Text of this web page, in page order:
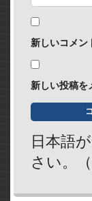
新しいコメン
新しい投稿を
日本語
さい。